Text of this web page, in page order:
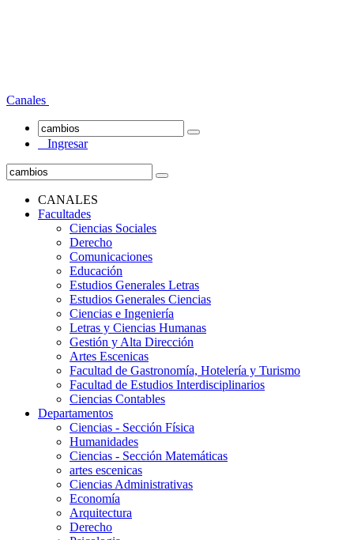
Canales
Ingresar
CANALES
Facultades
Ciencias Sociales
Derecho
Comunicaciones
Educación
Estudios Generales Letras
Estudios Generales Ciencias
Ciencias e Ingeniería
Letras y Ciencias Humanas
Gestión y Alta Dirección
Artes Escenicas
Facultad de Gastronomía, Hotelería y Turismo
Facultad de Estudios Interdisciplinarios
Ciencias Contables
Departamentos
Ciencias - Sección Física
Humanidades
Ciencias - Sección Matemáticas
artes escenicas
Ciencias Administrativas
Economía
Arquitectura
Derecho